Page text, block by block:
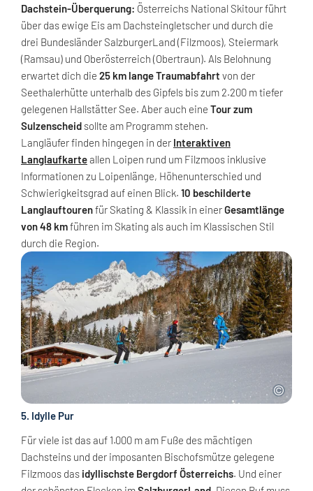
Dachstein-Überquerung: Österreichs National Skitour führt
über das ewige Eis am Dachsteingletscher und durch die
drei Bundesländer SalzburgerLand (Filzmoos), Steiermark
(Ramsau) und Oberösterreich (Obertraun). Als Belohnung
erwartet dich die 25 km lange Traumabfahrt von der
Seethalerhütte unterhalb des Gipfels bis zum 2.200 m tiefer
gelegenen Hallstätter See. Aber auch eine Tour zum
Sulzenscheid sollte am Programm stehen.
Langläufer finden hingegen in der Interaktiven
Langlaufkarteallen Loipen rund um Filzmoos inklusive
Informationen zu Loipenlänge, Höhenunterschied und
Schwierigkeitsgrad auf einen Blick. 10 beschilderte
Langlauftourenfür Skating & Klassik in einerGesamtlänge
von 48 kmführen im Skating als auch im Klassischen Stil
durch die Region.
5. Idylle Pur
Für viele ist das auf 1.000 m am Fuße des mächtigen
Dachsteins und der imposanten Bischofsmütze gelegene
Filzmoos das idyllischste Bergdorf Österreichs. Und einer